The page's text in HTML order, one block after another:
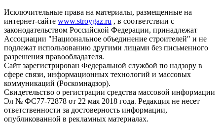
Исключительные права на материалы, размещенные на
интернет-сайте www.stroygaz.ru , в соответствии с
законодательством Российской Федерации, принадлежат
Ассоциации "Национальное объединение строителей" и не
подлежат использованию другими лицами без письменного
разрешения правообладателя.
Сайт зарегистрирован Федеральной службой по надзору в
сфере связи, информационных технологий и массовых
коммуникаций (Роскомнадзор).
Свидетельство о регистрации средства массовой информации
Эл № ФС77-72878 от 22 мая 2018 года. Редакция не несет
ответственности за достоверность информации,
опубликованной в рекламных материалах.